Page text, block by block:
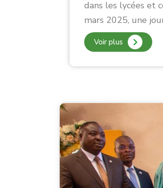
dans les lycées et
mars 2025, une
Voir plus